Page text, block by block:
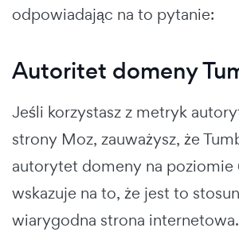
odpowiadając na to pytanie:
Autoritet domeny
Jeśli korzystasz z metryk
strony Moz, zauważysz, że
autorytet domeny na poziomie
wskazuje na to, że jest to
wiarygodna strona internetowa.